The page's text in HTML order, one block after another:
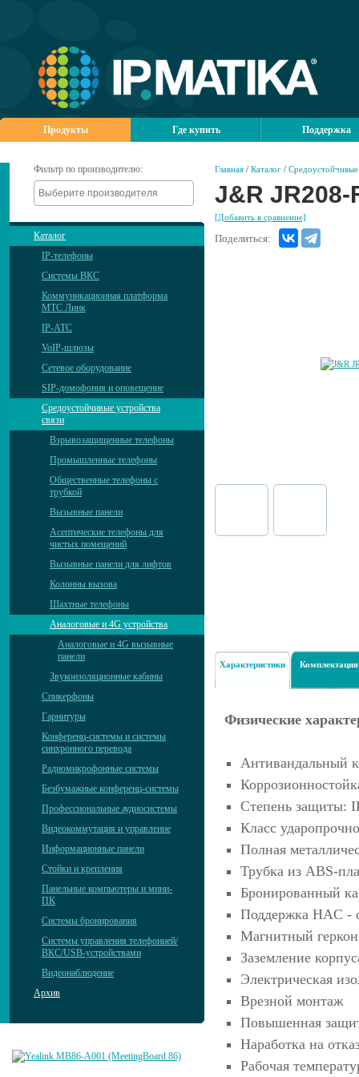
Продукты Где купить Поддержка
Фильтр по производителю:
Каталог
IP-телефоны
Системы ВКС
Коммуникационная платформа
МТС Линк
IP-АТС
VoIP-шлюзы
Сетевое оборудование
SIP-домофония и оповещение
Средоустойчивые устройства
связи
Взрывозащищенные телефоны
Промышленные телефоны
Общественные телефоны с
трубкой
Вызывные панели
Асептические телефоны для
чистых помещений
Вызывные панели для лифтов
Колонны вызова
Шахтные телефоны
Аналоговые и 4G устройства
Аналоговые и 4G вызывные
панели
Звукоизоляционные кабины
Спикерфоны
Гарнитуры
Конференц-системы и системы
синхронного перевода
Радиомикрофонные системы
Безбумажные конференц-системы
Профессиональные аудиосистемы
Видеокоммутация и управление
Информационные панели
Стойки и крепления
Панельные компьютеры и мини-
ПК
Системы бронирования
Системы управления телефонией/
ВКС/USB-устройствами
Видеонаблюдение
Архив
Главная / Каталог / Средоустойчивые
J&R JR208-
[Добавить в сравнение]
Поделиться:
Характеристики Комплектация
Физические
Антивандальный
Степень защиты:
Класс
Полная
Трубка из ABS-
Бронированный
Поддержка HAC -
Магнитный
Заземление
Электрическая
Врезной монтаж
Повышенная
Наработка на
Рабочая